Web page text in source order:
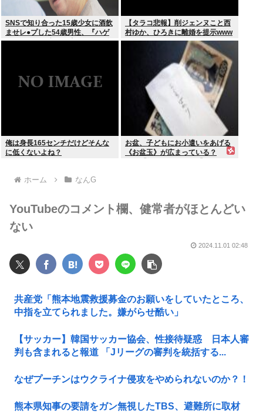
SNSで知り合った15歳少女に酒飲
ませレ●プした54歳男性、『ハゲ
かどうか』で意見が真っ二つに分
【タラコ悲報】削ジェンヌこと西
村ゆか、ひろきに離婚を提示www
俺は身長165センチだけどそんな
に低くないよね？
お盆、子どもにお小遣いをあげる
《お盆玉》が広まっている？
ホーム なんG
YouTubeのコメント欄、健常者がほとんどい
ない
2024.11.01 02:48
共産党「熊本地震救援募金のお願いをしていたところ、
中指を立てられました。嫌がらせ酷い」
【サッカー】韓国サッカー協会、性接待疑惑 日本人審
判も含まれると報道 「Jリーグの審判を統括する...
なぜプーチンはウクライナ侵攻をやめられないのか？！
熊本県知事の要請をガン無視したTBS、避難所に取材